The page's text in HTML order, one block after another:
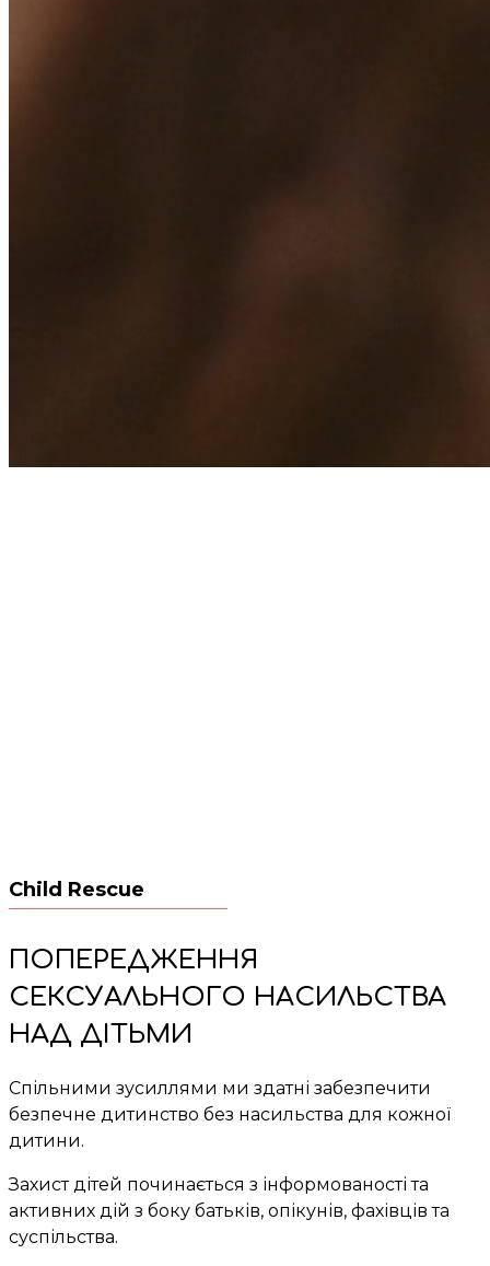
Child Rescue
ПОПЕРЕДЖЕННЯ
СЕКСУАЛЬНОГО НАСИЛЬСТВА
НАД ДІТЬМИ
Спільними зусиллями ми здатні забезпечити
безпечне дитинство без насильства для кожної
дитини.
Захист дітей починається з інформованості та
активних дій з боку батьків, опікунів, фахівців та
суспільства.